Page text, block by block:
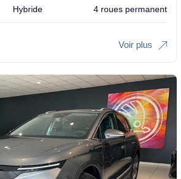
Hybride 4 roues permanent
Voir plus